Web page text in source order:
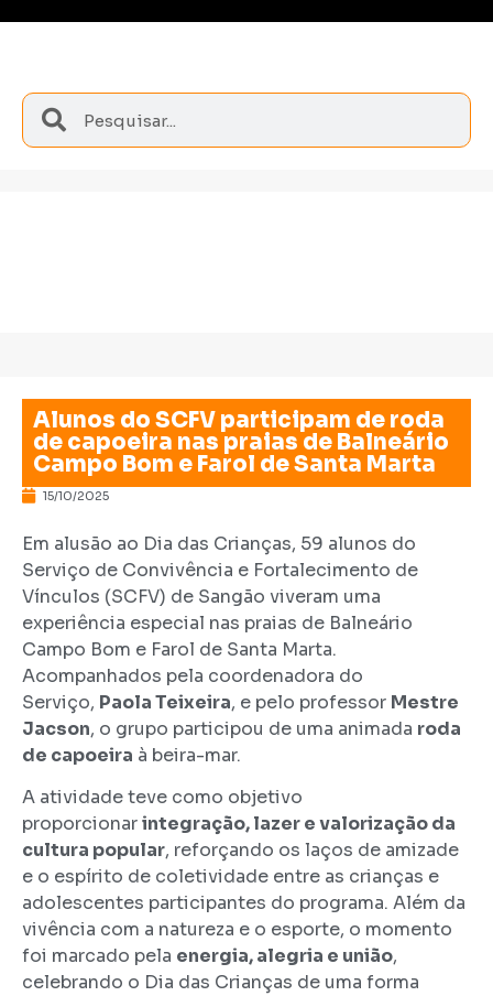
Alunos do SCFV participam de roda
de capoeira nas praias de Balneário
Campo Bom e Farol de Santa Marta
15/10/2025
Em alusão ao Dia das Crianças, 59 alunos do
Serviço de Convivência e Fortalecimento de
Vínculos (SCFV) de Sangão viveram uma
experiência especial nas praias de Balneário
Campo Bom e Farol de Santa Marta.
Acompanhados pela coordenadora do
Serviço, Paola Teixeira, e pelo professor Mestre
Jacson, o grupo participou de uma animada roda
de capoeira à beira-mar.
A atividade teve como objetivo
proporcionarintegração, lazer e valorização da
cultura popular, reforçando os laços de amizade
e o espírito de coletividade entre as crianças e
adolescentes participantes do programa. Além da
vivência com a natureza e o esporte, o momento
foi marcado pela energia, alegria e união,
celebrando o Dia das Crianças de uma forma